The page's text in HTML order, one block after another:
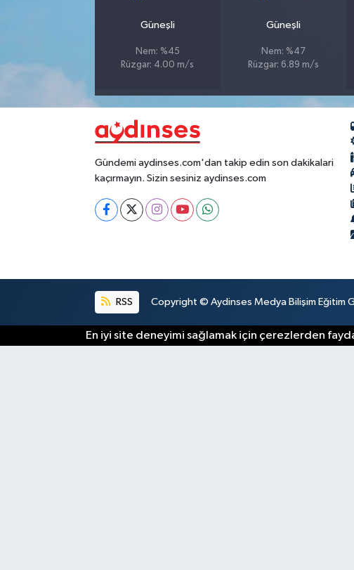
Güneşli
Nem: %45
Rüzgar: 4.00 m/s
Güneşli
Nem: %47
Rüzgar: 6.89 m/s
Gündemi aydinses.com'dan takip edin son dakikalari
kaçırmayın. Sizin sesiniz aydinses.com
RSS Copyright © Aydinses Medya Bilişim Eğitim
En iyi site deneyimi sağlamak için çerezlerden